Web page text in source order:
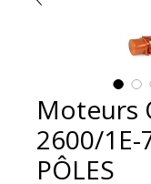
Moteurs
2600/1E-
PÔLES